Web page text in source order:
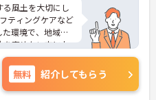
風土を大切にし
ティングケアなど
環境で、地域に
を高めたい方にお
トなど、さらに
にご相談くださ
無料 紹介してもらう